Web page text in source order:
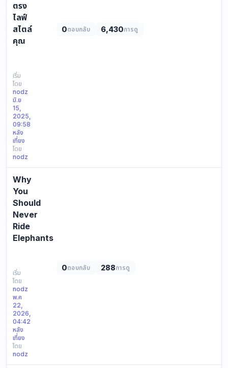
ตรง
ไลฟ์
สไตล์
คุณ
เที่ยว
ภูเก็ต
ทั้งที
จะ
เลือก
เกาะ
ไหน
ดี
ให้
เห
มาะ
สไ…
เริ่ม
โดย
nodz
มิ.ย
15,
2025,
09:58
หลัง
เที่ยง
โดย
nodz
0ตอบกลับ 6,430การดู
Why
You
Should
Never
Ride
Elephants
famous
for
its
beautiful
beaches
and
unforgettable
wildlife
experiences,
but
เริ่ม
โดย
nodz
พ.ค
22,
2026,
04:42
หลัง
เที่ยง
โดย
nodz
0ตอบกลับ 288การดู